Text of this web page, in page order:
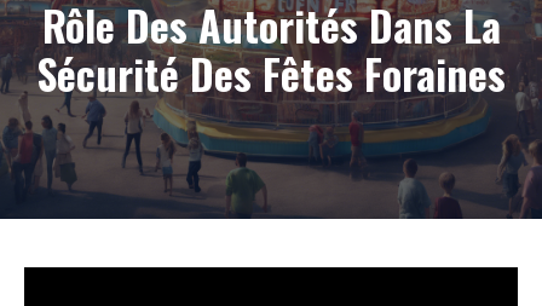
Rôle Des Autorités Dans La
Sécurité Des Fêtes Foraines